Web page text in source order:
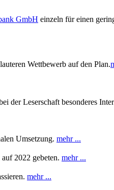
GmbH einzeln für einen
Wettbewerb auf den Plan.
der Leserschaft besonderes
Umsetzung. mehr ...
2022 gebeten. mehr ...
mehr ...